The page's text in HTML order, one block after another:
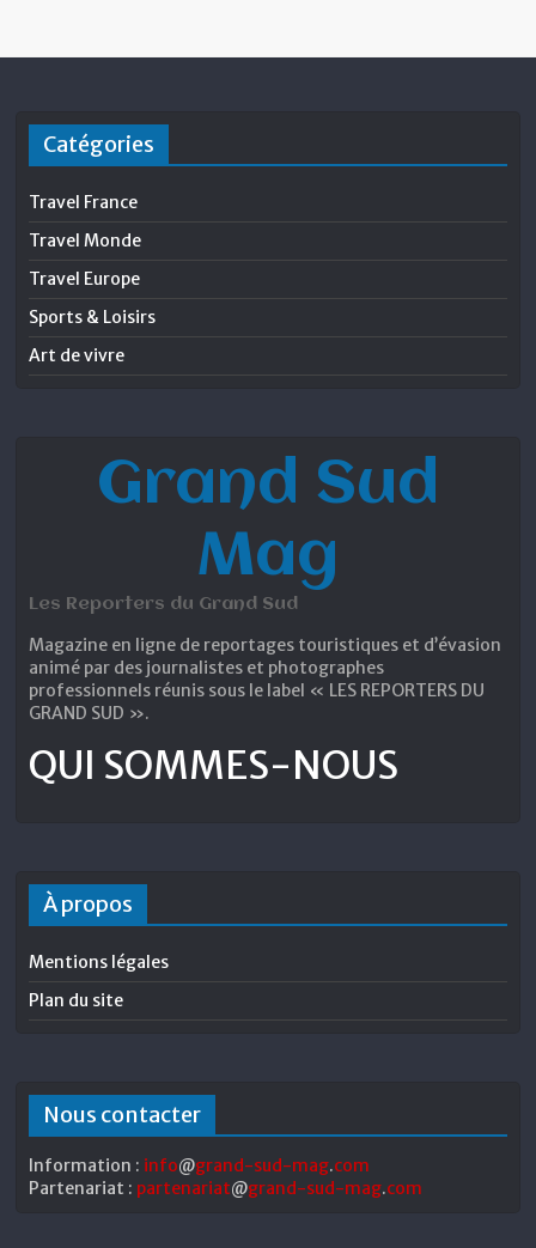
Catégories
Travel France
Travel Monde
Travel Europe
Sports & Loisirs
Art de vivre
Grand Sud
Mag
Les Reporters du Grand Sud
Magazine en ligne de reportages touristiques et d’évasion
animé par des journalistes et photographes
professionnels réunis sous le label « LES REPORTERS DU
GRAND SUD ».
QUI SOMMES-NOUS
À propos
Mentions légales
Plan du site
Nous contacter
Information : info@grand-sud-mag.com
Partenariat : partenariat@grand-sud-mag.com